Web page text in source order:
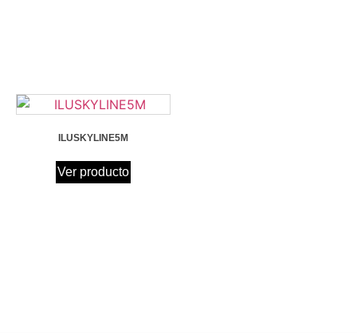
ILUSKYLINE5M
Ver producto